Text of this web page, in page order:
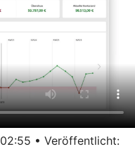
• Veröffentlicht: